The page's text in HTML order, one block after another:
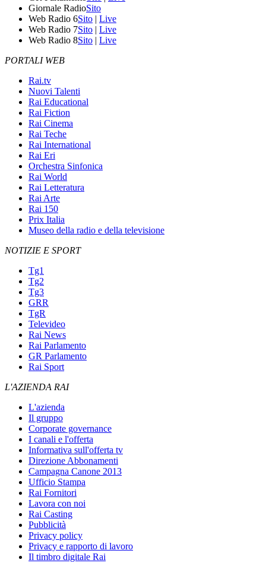
Giornale RadioSito
Web Radio 6Sito | Live
Web Radio 7Sito | Live
Web Radio 8Sito | Live
PORTALI WEB
Rai.tv
Nuovi Talenti
Rai Educational
Rai Fiction
Rai Cinema
Rai Teche
Rai International
Rai Eri
Orchestra Sinfonica
Rai World
Rai Letteratura
Rai Arte
Rai 150
Prix Italia
Museo della radio e della televisione
NOTIZIE E SPORT
Tg1
Tg2
Tg3
GRR
TgR
Televideo
Rai News
Rai Parlamento
GR Parlamento
Rai Sport
L'AZIENDA RAI
L'azienda
Il gruppo
Corporate governance
I canali e l'offerta
Informativa sull'offerta tv
Direzione Abbonamenti
Campagna Canone 2013
Ufficio Stampa
Rai Fornitori
Lavora con noi
Rai Casting
Pubblicità
Privacy policy
Privacy e rapporto di lavoro
Il timbro digitale Rai